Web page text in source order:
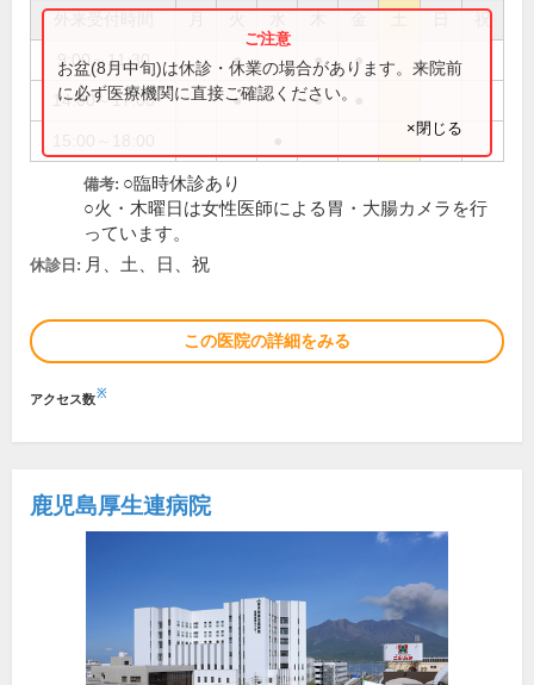
祝
9:00～11:30 ● ● ●
14:00～17:00 ● ●
お盆(8月中旬)は休診・休業の場合があります。来院前
に必ず医療機関に直接ご確認ください。
×閉じる
備考: ○臨時休診あり
○火・木曜日は女性医師による胃・大腸カメラを行
っています。
休診日: 月、土、日、祝
この医院の詳細をみる
アクセス数※
鹿児島厚生連病院